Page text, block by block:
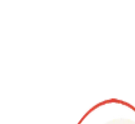
Esperienze